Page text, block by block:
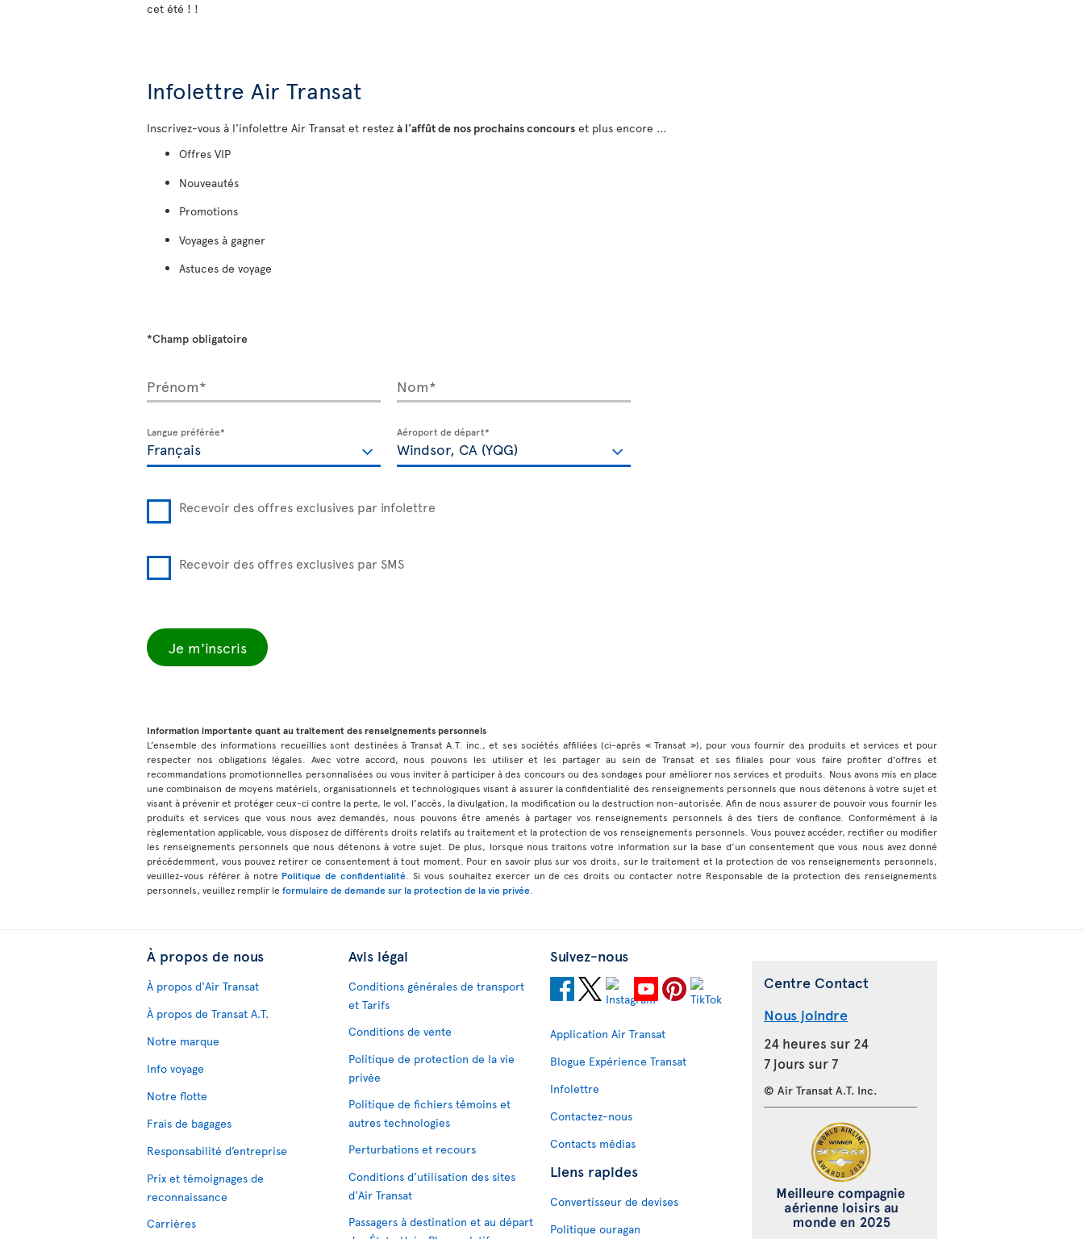
cet été ! !
Infolettre Air Transat
Inscrivez-vous à l'infolettre Air Transat et restez à l'affût de nos prochains concours et plus encore ...
Offres VIP
Nouveautés
Promotions
Voyages à gagner
Astuces de voyage
*Champ obligatoire
Prénom* Nom*
Langue préférée* Aéroport de départ*
Recevoir des offres exclusives par infolettre
Recevoir des offres exclusives par SMS
Je m'inscris
Information importante quant au traitement des renseignements personnels
L’ensemble des informations recueillies sont destinées à Transat A.T. inc., et ses sociétés affiliées (ci-après « Transat »), pour vous fournir des produits et services et pour
respecter nos obligations légales. Avec votre accord, nous pouvons les utiliser et les partager au sein de Transat et ses filiales pour vous faire profiter d’offres et
recommandations promotionnelles personnalisées ou vous inviter à participer à des concours ou des sondages pour améliorer nos services et produits. Nous avons mis en place
une combinaison de moyens matériels, organisationnels et technologiques visant à assurer la confidentialité des renseignements personnels que nous détenons à votre sujet et
visant à prévenir et protéger ceux-ci contre la perte, le vol, l’accès, la divulgation, la modification ou la destruction non-autorisée. Afin de nous assurer de pouvoir vous fournir les
produits et services que vous nous avez demandés, nous pouvons être amenés à partager vos renseignements personnels à des tiers de confiance. Conformément à la
règlementation applicable, vous disposez de différents droits relatifs au traitement et la protection de vos renseignements personnels. Vous pouvez accéder, rectifier ou modifier
les renseignements personnels que nous détenons à votre sujet. De plus, lorsque nous traitons votre information sur la base d’un consentement que vous nous avez donné
précédemment, vous pouvez retirer ce consentement à tout moment. Pour en savoir plus sur vos droits, sur le traitement et la protection de vos renseignements personnels,
veuillez-vous référer à notre Politique de confidentialité . Si vous souhaitez exercer un de ces droits ou contacter notre Responsable de la protection des renseignements
personnels, veuillez remplir le formulaire de demande sur la protection de la vie privée
À propos de nous
À propos d'Air Transat
À propos de Transat A.T.
Notre marque
Info voyage
Notre flotte
Frais de bagages
Responsabilité d’entreprise
Prix et témoignages de
reconnaissance
Carrières
Avis légal
Conditions générales de transport
et Tarifs
Conditions de vente
Politique de protection de la vie
privée
Politique de fichiers témoins et
autres technologies
Perturbations et recours
Conditions d’utilisation des sites
d'Air Transat
Passagers à destination et au départ
Suivez-nous
Application Air Transat
Blogue Expérience Transat
Infolettre
Contactez-nous
Contacts médias
Liens rapides
Convertisseur de devises
Politique ouragan
Centre Contact
Nous joindre
24 heures sur 24
7 jours sur 7
© Air Transat A.T. Inc.